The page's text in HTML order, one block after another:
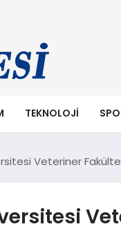
TEKNOLOJI
Veteriner